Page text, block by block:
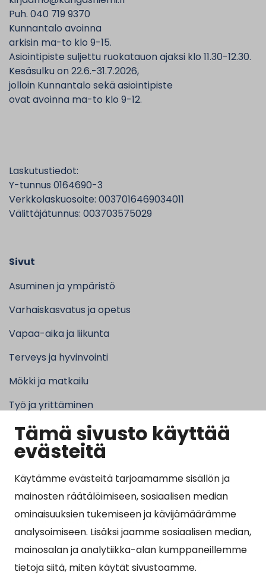
Tämä sivusto käyttää
evästeitä
Käytämme evästeitä tarjoamamme sisällön ja
mainosten räätälöimiseen, sosiaalisen median
ominaisuuksien tukemiseen ja kävijämäärämme
analysoimiseen. Lisäksi jaamme sosiaalisen median,
mainosalan ja analytiikka-alan kumppaneillemme
tietoja siitä, miten käytät sivustoamme.
Puh. 040 719 9370
Kunnantalo avoinna
arkisin ma-to klo 9-15.
Asiointipiste suljettu ruokatauon ajaksi klo 11.30-12.30.
Kesäsulku on 22.6.-31.7.2026,
jolloin Kunnantalo sekä asiointipiste
ovat avoinna ma-to klo 9-12.
Laskutustiedot:
Y-tunnus 0164690-3
Verkkolaskuosoite: 0037016469034011
Välittäjätunnus: 003703575029
Sivut
Asuminen ja ympäristö
Varhaiskasvatus ja opetus
Vapaa-aika ja liikunta
Terveys ja hyvinvointi
Mökki ja matkailu
Työ ja yrittäminen
Kunta ja hallinto
Suosituimmat sivut
Esityslistat, pöytäkirjat, viranhaltijapäätökset ja
kuulutukset
Tietoa ja ohjeistusta koronavirukseen liittyen